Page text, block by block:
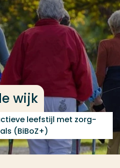
wijk
leefstijl met zorg-
(BiBoZ+)